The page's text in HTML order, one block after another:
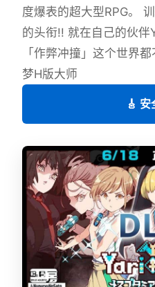
度爆表的超大型RPG。
的头衔!! 就在自己的伙
「作弊冲撞」这个世界
梦H版大师
🎸